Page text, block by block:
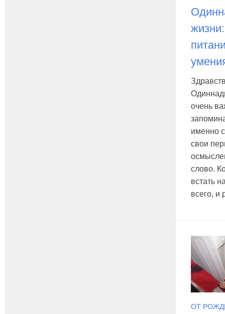
очень
именно
свои
слово.
встать
всего, и
ОТ